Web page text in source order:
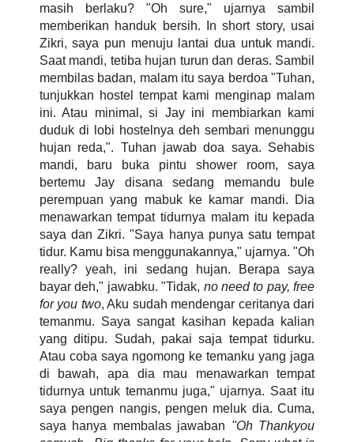
masih berlaku? "Oh sure," ujarnya sambil
memberikan handuk bersih. In short story, usai
Zikri, saya pun menuju lantai dua untuk mandi.
Saat mandi, tetiba hujan turun dan deras. Sambil
membilas badan, malam itu saya berdoa "Tuhan,
tunjukkan hostel tempat kami menginap malam
ini. Atau minimal, si Jay ini membiarkan kami
duduk di lobi hostelnya deh sembari menunggu
hujan reda,". Tuhan jawab doa saya. Sehabis
mandi, baru buka pintu shower room, saya
bertemu Jay disana sedang memandu bule
perempuan yang mabuk ke kamar mandi. Dia
menawarkan tempat tidurnya malam itu kepada
saya dan Zikri. "Saya hanya punya satu tempat
tidur. Kamu bisa menggunakannya," ujarnya. "Oh
really? yeah, ini sedang hujan. Berapa saya
bayar deh," jawabku. "Tidak, no need to pay, free
for you two, Aku sudah mendengar ceritanya dari
temanmu. Saya sangat kasihan kepada kalian
yang ditipu. Sudah, pakai saja tempat tidurku.
Atau coba saya ngomong ke temanku yang jaga
di bawah, apa dia mau menawarkan tempat
tidurnya untuk temanmu juga," ujarnya. Saat itu
saya pengen nangis, pengen meluk dia. Cuma,
saya hanya membalas jawaban "Oh Thankyou